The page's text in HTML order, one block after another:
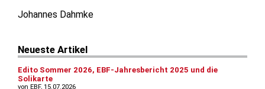
Johannes Dahmke